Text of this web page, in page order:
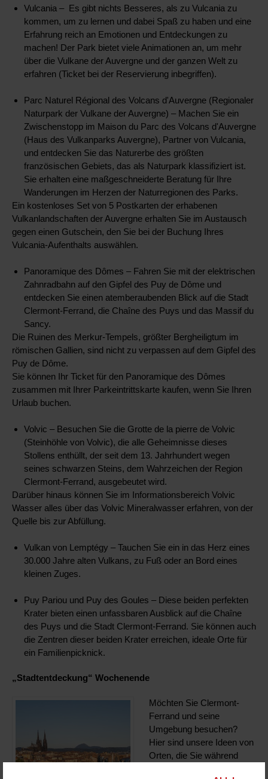
Vulcania – Es gibt nichts Besseres, als zu Vulcania zu
kommen, um zu lernen und dabei Spaß zu haben und eine
Erfahrung reich an Emotionen und Entdeckungen zu
machen! Der Park bietet viele Animationen an, um mehr
über die Vulkane der Auvergne und der ganzen Welt zu
erfahren (Ticket bei der Reservierung inbegriffen).
Parc Naturel Régional des Volcans d'Auvergne (Regionaler
Naturpark der Vulkane der Auvergne) – Machen Sie ein
Zwischenstopp im Maison du Parc des Volcans d'Auvergne
(Haus des Vulkanparks Auvergne), Partner von Vulcania,
und entdecken Sie das Naturerbe des größten
französischen Gebiets, das als Naturpark klassifiziert ist.
Sie erhalten eine maßgeschneiderte Beratung für Ihre
Wanderungen im Herzen der Naturregionen des Parks.
Ein kostenloses Set von 5 Postkarten der erhabenen
Vulkanlandschaften der Auvergne erhalten Sie im Austausch
gegen einen Gutschein, den Sie bei der Buchung Ihres
Vulcania-Aufenthalts auswählen.
Panoramique des Dômes – Fahren Sie mit der elektrischen
Zahnradbahn auf den Gipfel des Puy de Dôme und
entdecken Sie einen atemberaubenden Blick auf die Stadt
Clermont-Ferrand, die Chaîne des Puys und das Massif du
Sancy.
Die Ruinen des Merkur-Tempels, größter Bergheiligtum im
römischen Gallien, sind nicht zu verpassen auf dem Gipfel des
Puy de Dôme.
Sie können Ihr Ticket für den Panoramique des Dômes
zusammen mit Ihrer Parkeintrittskarte kaufen, wenn Sie Ihren
Urlaub buchen.
Volvic – Besuchen Sie die Grotte de la pierre de Volvic
(Steinhöhle von Volvic), die alle Geheimnisse dieses
Stollens enthüllt, der seit dem 13. Jahrhundert wegen
seines schwarzen Steins, dem Wahrzeichen der Region
Clermont-Ferrand, ausgebeutet wird.
Darüber hinaus können Sie im Informationsbereich Volvic
Wasser alles über das Volvic Mineralwasser erfahren, von der
Quelle bis zur Abfüllung.
Vulkan von Lemptégy – Tauchen Sie ein in das Herz eines
30.000 Jahre alten Vulkans, zu Fuß oder an Bord eines
kleinen Zuges.
Puy Pariou und Puy des Goules – Diese beiden perfekten
Krater bieten einen unfassbaren Ausblick auf die Chaîne
des Puys und die Stadt Clermont-Ferrand. Sie können auch
die Zentren dieser beiden Krater erreichen, ideale Orte für
ein Familienpicknick.
„Stadtentdeckung“ Wochenende
Möchten Sie Clermont-
Ferrand und seine
Umgebung besuchen?
Hier sind unsere Ideen von
Orten, die Sie während